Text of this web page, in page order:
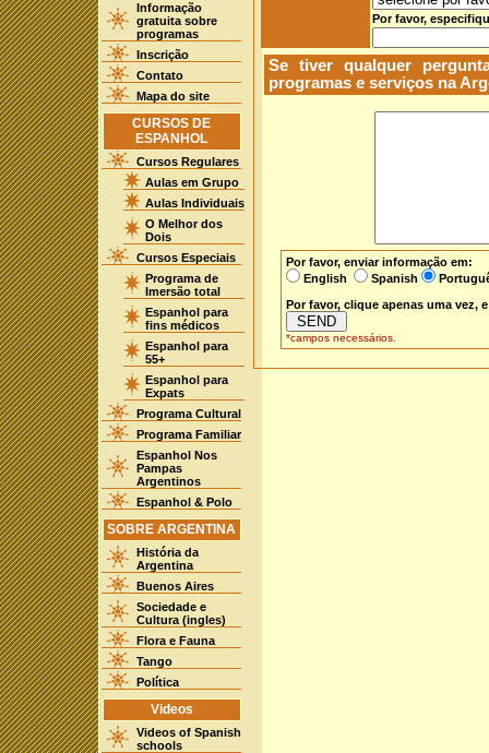
Informação
gratuita sobre
programas
Inscrição
Contato
Mapa do site
CURSOS DE
ESPANHOL
Cursos Regulares
Aulas em Grupo
Aulas Individuais
O Melhor dos
Dois
Cursos Especiais
Programa de
Imersão total
Espanhol para
fins médicos
Espanhol para
55+
Espanhol para
Expats
Programa Cultural
Programa Familiar
Espanhol Nos
Pampas
Argentinos
Espanhol & Polo
SOBRE ARGENTINA
História da
Argentina
Buenos Aires
Sociedade e
Cultura (ingles)
Flora e Fauna
Tango
Política
Videos
Videos of Spanish
schools
Por favor,
Se tiver qualquer
programas e serviços na
Por favor, enviar informação em:
English
Spanish
Por favor, clique apenas uma vez,
*campos necessários.